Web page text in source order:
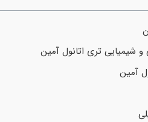
و شیمیایی تری اتانول آمین
آمین